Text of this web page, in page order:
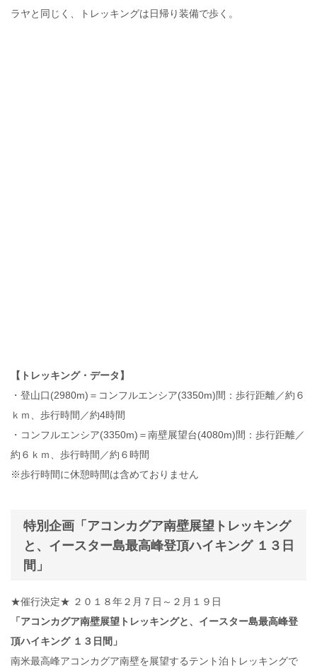
ラヤと同じく、トレッキングは日帰り装備で歩く。
【トレッキング・データ】
・登山口(2980m)＝コンフルエンシア(3350m)間：歩行距離／約６
ｋｍ、歩行時間／約4時間
・コンフルエンシア(3350m)＝南壁展望台(4080m)間：歩行距離／
約６ｋｍ、歩行時間／約６時間
※歩行時間に休憩時間は含めておりません
特別企画「アコンカグア南壁展望トレッキング
と、イースター島最高峰登頂ハイキング １３日
間」
★催行決定★ ２０１８年２月７日～２月１９日
「アコンカグア南壁展望トレッキングと、イースター島最高峰登
頂ハイキング １３日間」
南米最高峰アコンカグア南壁を展望するテント泊トレッキングで